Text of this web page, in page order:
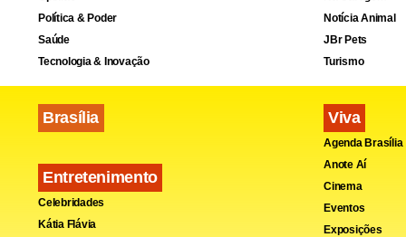
A aliança
Medusa, há
O
mesmo na
ganhou o
sofreram
terrorismo",
Política & Poder
Saúde
Tecnologia & Inovação
Brasília
Entretenimento
Celebridades
Kátia Flávia
Notícia Animal
JBr Pets
Turismo
Viva
Agenda Brasília
Anote Aí
Cinema
Eventos
Exposições